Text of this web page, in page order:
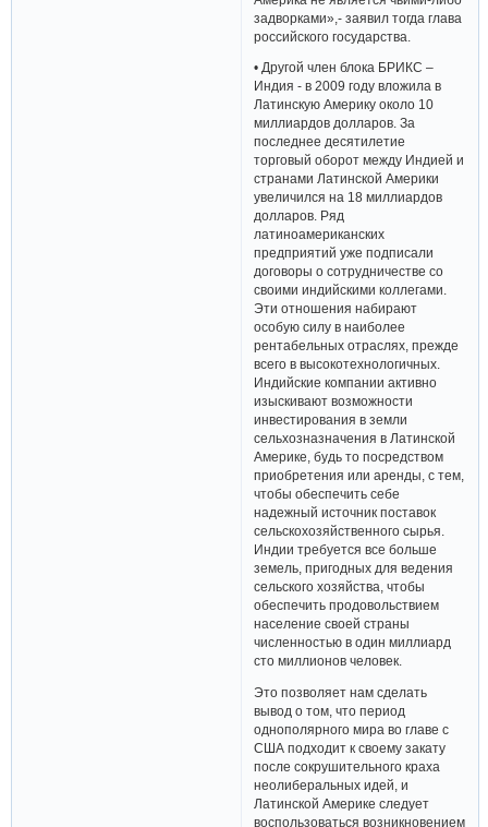
задворками»,- заявил тогда глава
российского государства.
• Другой член блока БРИКС –
Индия - в 2009 году вложила в
Латинскую Америку около 10
миллиардов долларов. За
последнее десятилетие
торговый оборот между Индией и
странами Латинской Америки
увеличился на 18 миллиардов
долларов. Ряд
латиноамериканских
предприятий уже подписали
договоры о сотрудничестве со
своими индийскими коллегами.
Эти отношения набирают
особую силу в наиболее
рентабельных отраслях, прежде
всего в высокотехнологичных.
Индийские компании активно
изыскивают возможности
инвестирования в земли
сельхозназначения в Латинской
Америке, будь то посредством
приобретения или аренды, с тем,
чтобы обеспечить себе
надежный источник поставок
сельскохозяйственного сырья.
Индии требуется все больше
земель, пригодных для ведения
сельского хозяйства, чтобы
обеспечить продовольствием
население своей страны
численностью в один миллиард
сто миллионов человек.
Это позволяет нам сделать
вывод о том, что период
однополярного мира во главе с
США подходит к своему закату
после сокрушительного краха
неолиберальных идей, и
Латинской Америке следует
воспользоваться возникновением